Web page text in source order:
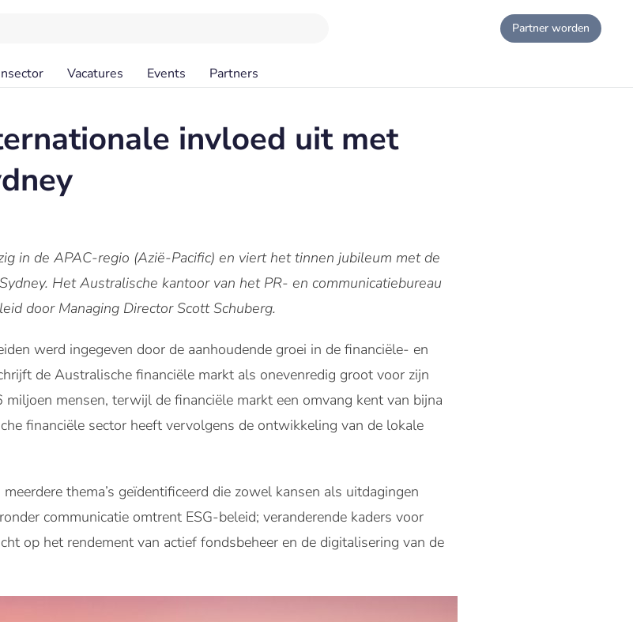
Partner worden
Vacatures Events Partners
invloed uit met
in de APAC-regio (Azië-Pacific) en viert het tinnen jubileum met de
Het Australische kantoor van het PR- en communicatiebureau
door Managing Director Scott Schuberg.
werd ingegeven door de aanhoudende groei in de financiële- en
de Australische financiële markt als onevenredig groot voor zijn
mensen, terwijl de financiële markt een omvang kent van bijna
financiële sector heeft vervolgens de ontwikkeling van de lokale
thema’s geïdentificeerd die zowel kansen als uitdagingen
communicatie omtrent ESG-beleid; veranderende kaders voor
op het rendement van actief fondsbeheer en de digitalisering van de